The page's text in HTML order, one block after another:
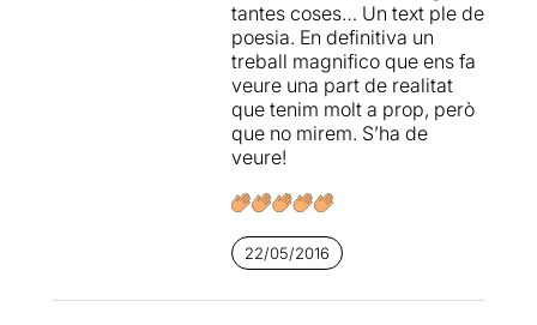
Una proposta honesta i que
ens mostra una realitat molt
dura a la que molt sovint ens
està bé tancar els ulls. Ens
ha encantat la interpretació
d'en David Martínez que ens
també alegria i esperança.
interpretació... d'aquelles
que no s'obliden.
poder saltar la tanca, amb
l’esperança de trobar un
futur millor. Molts d’ells
porten mesos esperant
poder fugir, però molt pocs
reuneixen les condicions
físiques necessàries per
poder-ho fer. Alguns moren
durant l’intent, els més
afortunats aconsegueixen el
seu objectiu.
tantes coses… Un text ple de
poesia. En definitiva un
treball magnifico que ens fa
veure una part de realitat
que tenim molt a prop, però
que no mirem. S’ha de
veure!
22/05/2016